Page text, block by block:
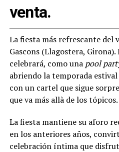
venta.
La fiesta más refrescante del
Gascons (Llagostera, Girona).
celebrará, como una pool
abriendo la temporada
con un cartel que sigue
que va más allà de los tópicos.
La fiesta mantiene su aforo
en los anteriores años,
celebración íntima que